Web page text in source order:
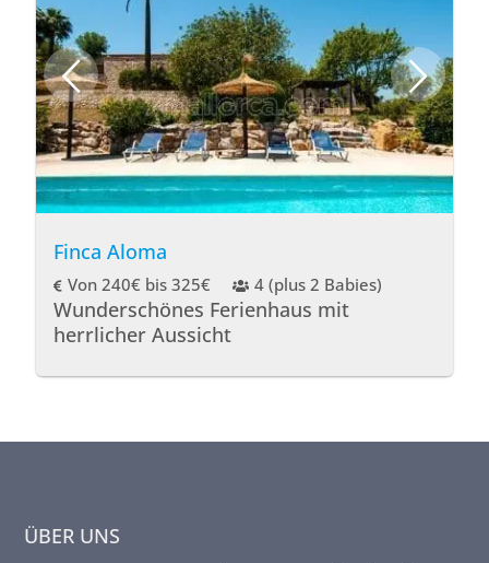
Finca Aloma
Von 240€ bis 325€ 4 (plus 2 Babies)
Wunderschönes Ferienhaus mit
herrlicher Aussicht
ÜBER UNS